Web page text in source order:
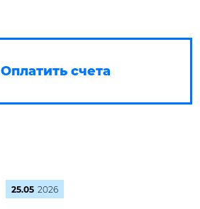
Оплатить счета
25.05 2026